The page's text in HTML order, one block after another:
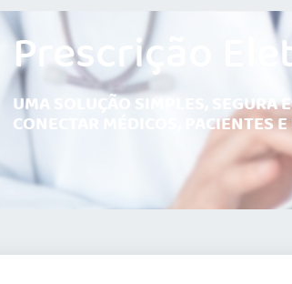
Prescrição
UMA SOLUÇÃO SIMPLES, SEGURA
CONECTAR MÉDICOS, PACIENTES